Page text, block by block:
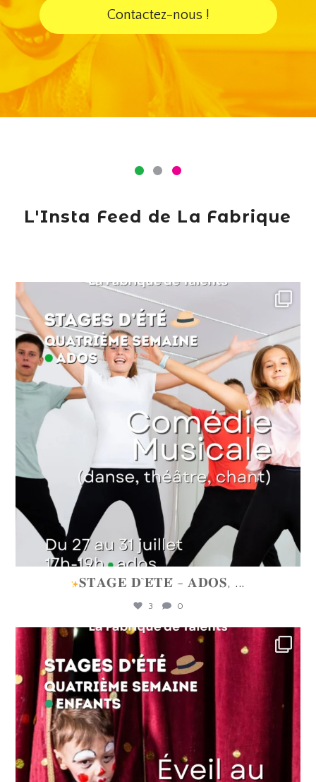
Contactez-nous !
L'Insta Feed de La Fabrique
lafabriquedetalents
Juin 16
𝐒𝐓𝐀𝐆𝐄 𝐃`𝐄́𝐓𝐄́ - 𝐀𝐃𝐎𝐒, ...
3 0
lafabriquedetalents
Juin 16